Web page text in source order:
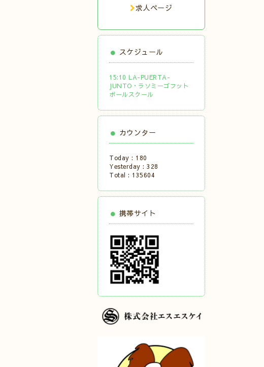
求人ページ
スケジュール
15:10 LA-PUERTA-
JUNTO・ラソミーゴフット
ボールスクール
カウンター
Today : 180
Yesterday : 328
Total : 135604
携帯サイト